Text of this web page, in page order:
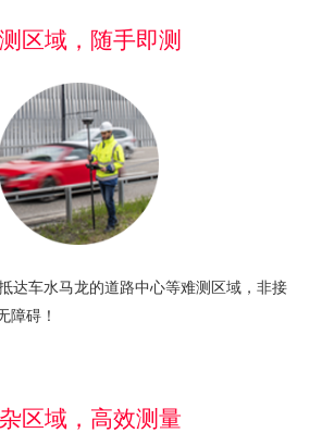
区域，随手即测
达车水马龙的道路中心等难测区域，非接
障碍！
区域，高效测量